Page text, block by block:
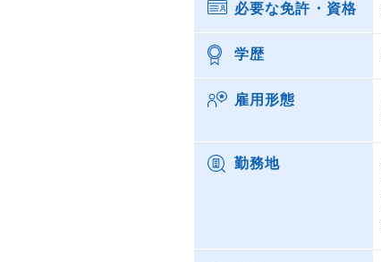
必要な免許・資格
学歴
雇用形態
勤務地